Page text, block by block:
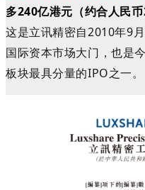
多240亿港元（约合人民
这是立讯精密自2010年9
国际资本市场大门，也是
板块最具分量的IPO之一。